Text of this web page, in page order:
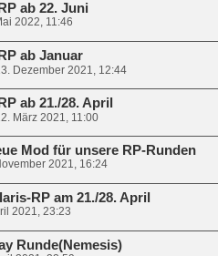
ab 22. Juni
2022, 11:46
ab Januar
Dezember 2021, 12:44
ab 21./28. April
März 2021, 11:00
Mod für unsere RP-Runden
2021, 16:24
RP am 21./28. April
2021, 23:23
Runde(Nemesis)